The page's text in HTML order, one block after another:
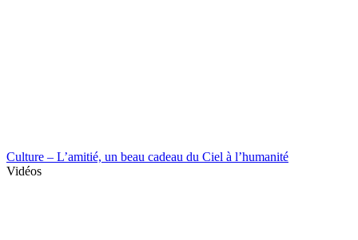
Culture – L’amitié, un beau cadeau du Ciel à l’humanité
Vidéos